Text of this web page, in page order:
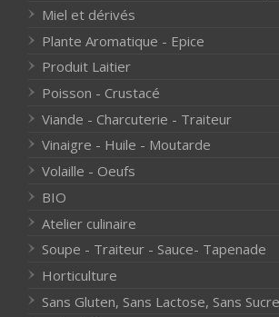
Miel et dérivés
Plante Aromatique - Epice
Produit Laitier
Poisson - Crustacé
Viande - Charcuterie - Traiteur
Vinaigre - Huile - Moutarde
Volaille - Oeufs
BIO
Atelier culinaire
Soupe - Traiteur - Sauce- Tapenade
Horticulture
Sans Gluten, Sans Lactose, Sans